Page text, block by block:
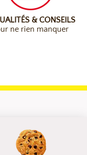
& CONSEILS
ne rien manquer